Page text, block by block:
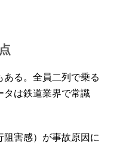
る。全員二列で乗る
タは鉄道業界で常識
害感）が事故原因に